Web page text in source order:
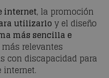
internet, la promoción
utilizarlo y el diseño
más sencilla e
relevantes
con discapacidad para
internet.